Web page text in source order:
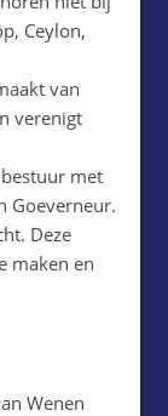
Ceylon,
van
verenigt
met
Goeverneur.
Deze
maken en
Wenen